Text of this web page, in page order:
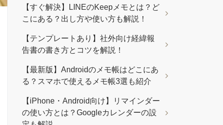
【すぐ解決】LINEのKeepメモとは？ど
こにある？出し方や使い方も解説！
【テンプレートあり】社外向け経緯報
告書の書き方とコツを解説！
【最新版】Androidのメモ帳はどこにあ
る？スマホで使えるメモ帳3選も紹介
【iPhone・Android向け】リマインダー
の使い方とは？Googleカレンダーの設